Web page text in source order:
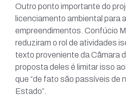
Outro ponto importante do
licenciamento ambiental para
empreendimentos. Confúcio
reduziram o rol de atividades
texto proveniente da Câmara
proposta deles é limitar isso
que “de fato são passíveis de
Estado”.